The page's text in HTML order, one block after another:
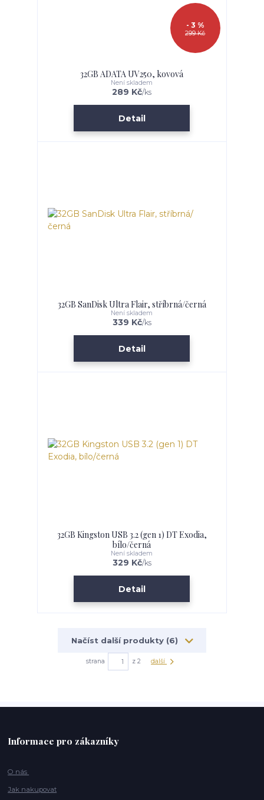
299 Kč
- 3 %
32GB ADATA UV250, kovová
289 Kč/ks
Není skladem
Detail
32GB SanDisk Ultra Flair, stříbrná/černá
339 Kč/ks
Není skladem
Detail
32GB Kingston USB 3.2 (gen 1) DT Exodia,
bílo/černá
329 Kč/ks
Není skladem
Detail
Načíst další produkty (6)
strana z 2 další
Informace pro zákazníky
O nás
Jak nakupovat